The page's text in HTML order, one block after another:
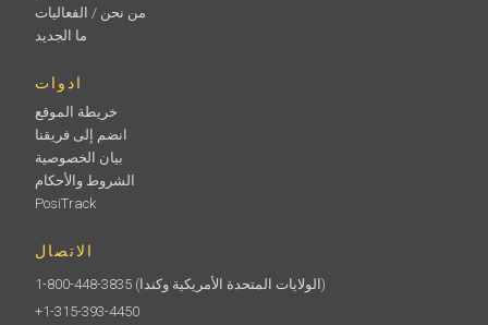
من نحن / الفعاليات
ما الجديد
ادوات
خريطة الموقع
انضم إلى فريقنا
بيان الخصوصية
الشروط والأحكام
PosiTrack
الاتصال
1-800-448-3835
(الولايات المتحدة الأمريكية وكندا)
+1-315-393-4450